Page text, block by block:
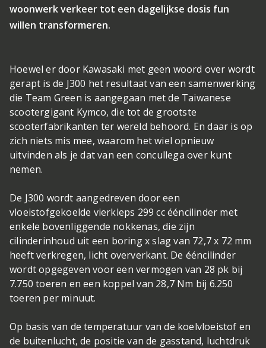
woonwerk verkeer tot een dagelijkse dosis fun
willen transformeren.
Hoewel er door Kawasaki met geen woord over wordt
gerapt is de J300 het resultaat van een samenwerking
die Team Green is aangegaan met de Taiwanese
scootergigant Kymco, die tot de grootste
scooterfabrikanten ter wereld behoord. En daar is op
zich niets mis mee, waarom het wiel opnieuw
uitvinden als je dat van een concullega over kunt
nemen.
De J300 wordt aangedreven door een
vloeistofgekoelde vierkleps 299 cc ééncilinder met
enkele bovenliggende nokkenas, die zijn
cilinderinhoud uit een boring x slag van 72,7 x 72 mm
heeft verkregen, licht oververkant. De ééncilinder
wordt opgegeven voor een vermogen van 28 pk bij
7.750 toeren en een koppel van 28,7 Nm bij 6.250
toeren per minuut.
Op basis van de temperatuur van de koelvloeistof en
de buitenlucht, de positie van de gasstand, luchtdruk